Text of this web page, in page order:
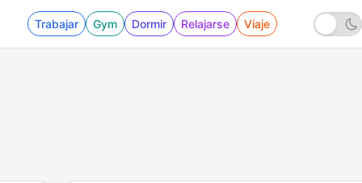
Trabajar Gym Dormir Relajarse Viaje